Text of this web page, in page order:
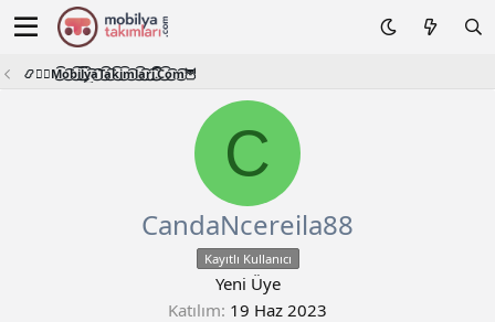
📿🧙‍♂️M͜͡o͜͡b͜͡i͜͡l͜͡y͜͡a͜͡T͜͡a͜͡k͜͡i͜͡m͜͡l͜͡a͜͡r͜͡i͜͡.͜͡C͜͡o͜͡m͜͡🦉
C
CandaNcereila88
Kayıtlı Kullanıcı
Yeni Üye
Katılım 19 Haz 2023